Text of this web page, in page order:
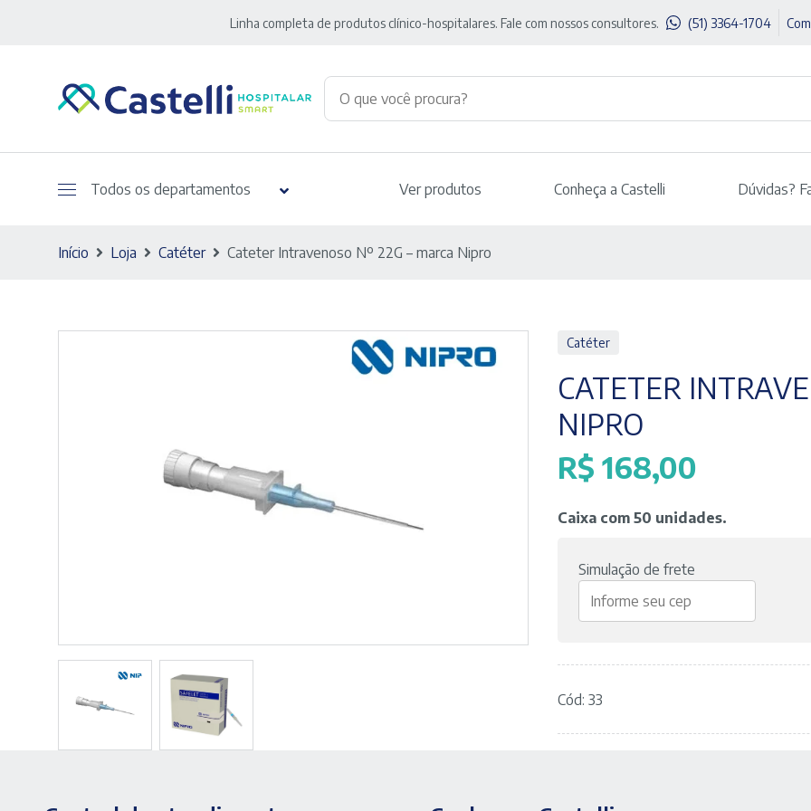
Linha completa de produtos clínico-hospitalares. Fale com nossos consultores. (51) 3364-1704
Todos os departamentos Ver produtos Conheça a Castelli Dúvidas?
Início Loja Catéter Cateter Intravenoso Nº 22G – marca Nipro
Catéter
CATETER
NIPRO
R$ 168,00
Caixa com 50 unidades.
Simulação de frete
Cód: 33